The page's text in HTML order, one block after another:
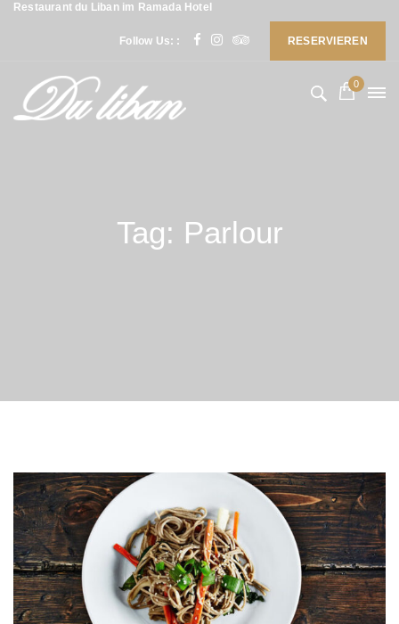
Restaurant du Liban im Ramada Hotel
Follow Us: : RESERVIEREN
0
Tag: Parlour